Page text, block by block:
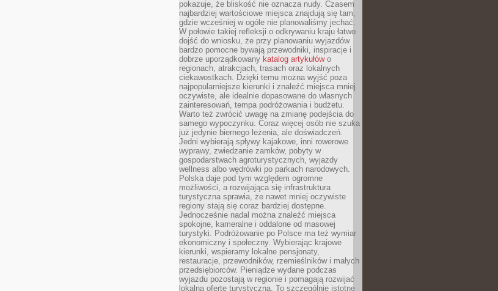
pokazuje, że bliskość nie oznacza nudy. Czasem
najbardziej wartościowe miejsca znajdują się tam,
gdzie wcześniej w ogóle nie planowaliśmy jechać.
W połowie takiej refleksji o odkrywaniu kraju łatwo
dojść do wniosku, że przy planowaniu wyjazdów
bardzo pomocne bywają przewodniki, inspiracje i
dobrze uporządkowany katalog artykułówo
regionach, atrakcjach, trasach oraz lokalnych
ciekawostkach. Dzięki temu można wyjść poza
najpopularniejsze kierunki i znaleźć miejsca mniej
oczywiste, ale idealnie dopasowane do własnych
zainteresowań, tempa podróżowania i budżetu.
Warto też zwrócić uwagę na zmianę podejścia do
samego wypoczynku. Coraz więcej osób nie szuka
już jedynie biernego leżenia, ale doświadczeń.
Jedni wybierają spływy kajakowe, inni rowerowe
wyprawy, zwiedzanie zamków, pobyty w
gospodarstwach agroturystycznych, wyjazdy
wellness albo wędrówki po parkach narodowych.
Polska daje pod tym względem ogromne
możliwości, a rozwijająca się infrastruktura
turystyczna sprawia, że nawet mniej oczywiste
regiony stają się coraz bardziej dostępne.
Jednocześnie nadal można znaleźć miejsca
spokojne, kameralne i oddalone od masowej
turystyki. Podróżowanie po Polsce ma też wymiar
ekonomiczny i społeczny. Wybierając krajowe
kierunki, wspieramy lokalne pensjonaty,
restauracje, przewodników, rzemieślników i małych
przedsiębiorców. Pieniądze wydane podczas
wyjazdu pozostają w regionie i pomagają rozwijać
lokalną ofertę turystyczną. To szczególnie istotne